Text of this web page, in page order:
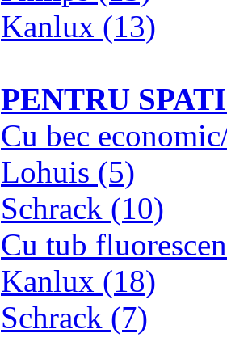
Kanlux (13)
PENTRU
Cu bec
Lohuis (5)
Schrack (10)
Cu tub
Kanlux (18)
Schrack (7)